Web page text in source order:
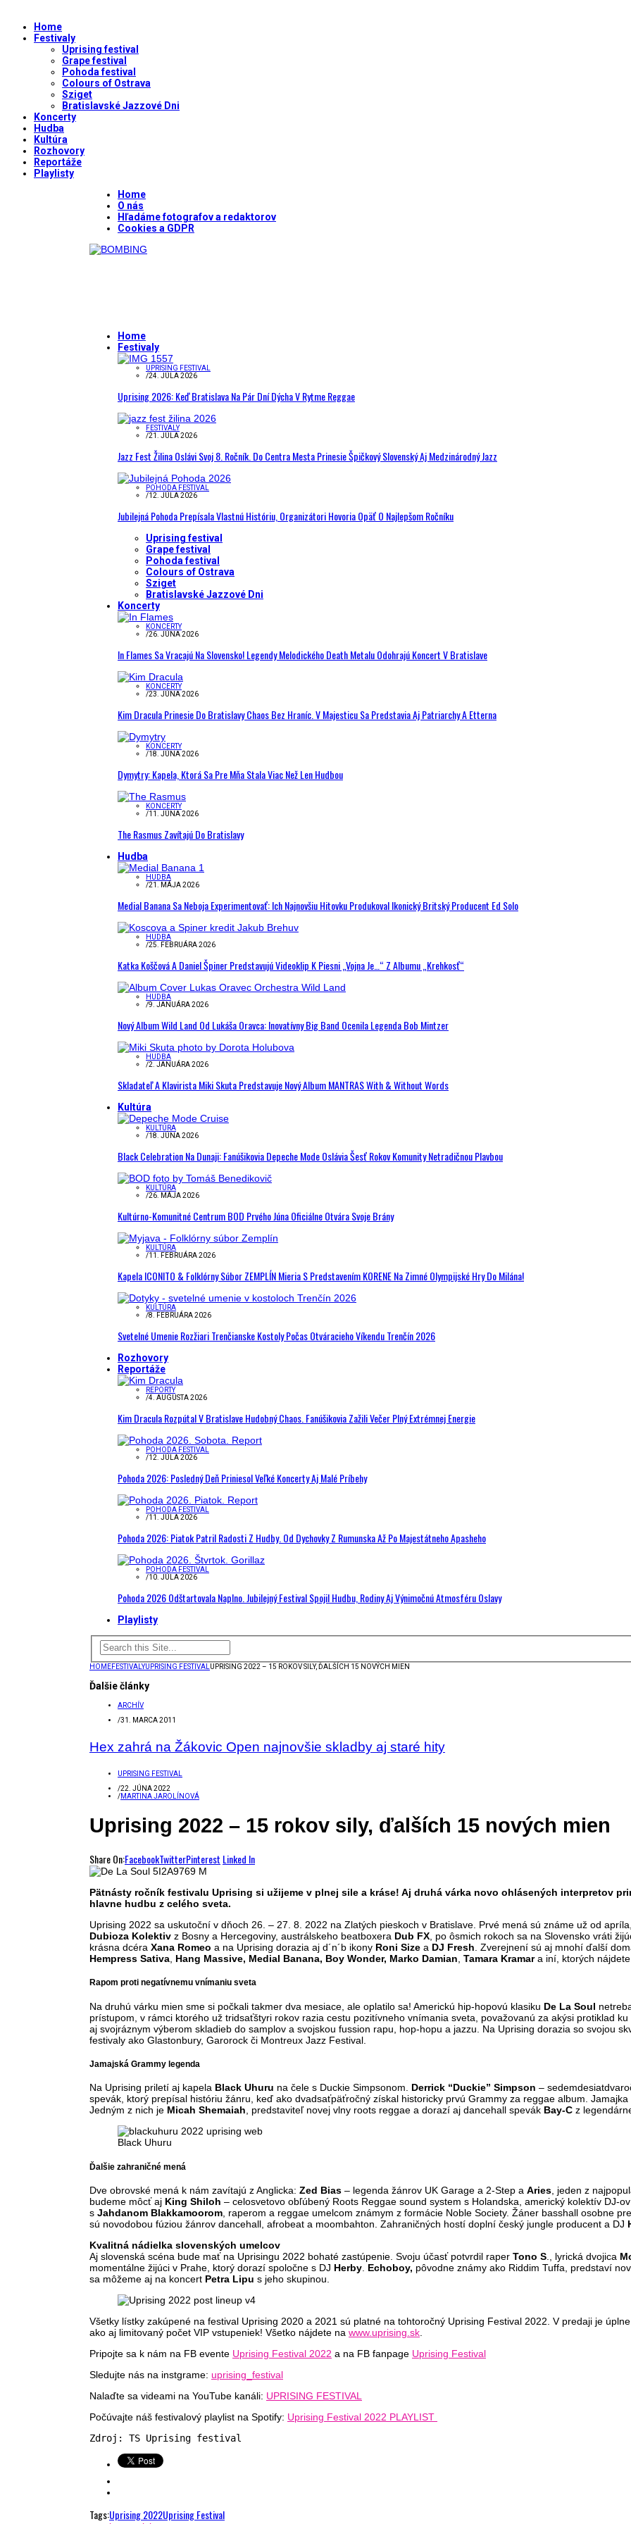
Home
Festivaly
Uprising festival
Grape festival
Pohoda festival
Colours of Ostrava
Sziget
Bratislavské Jazzové Dni
Koncerty
Hudba
Kultúra
Rozhovory
Reportáže
Playlisty
Home
O nás
Hľadáme fotografov a redaktorov
Cookies a GDPR
Home
Festivaly
UPRISING FESTIVAL
/24. JÚLA 2026
Uprising 2026: Keď Bratislava Na Pár Dní Dýcha V Rytme Reggae
FESTIVALY
/21. JÚLA 2026
Jazz Fest Žilina Oslávi Svoj 8. Ročník. Do Centra Mesta Prinesie Špičkový Slovenský Aj Medzinárodný Jazz
POHODA FESTIVAL
/12. JÚLA 2026
Jubilejná Pohoda Prepísala Vlastnú Históriu, Organizátori Hovoria Opäť O Najlepšom Ročníku
Uprising festival
Grape festival
Pohoda festival
Colours of Ostrava
Sziget
Bratislavské Jazzové Dni
Koncerty
KONCERTY
/26. JÚNA 2026
In Flames Sa Vracajú Na Slovensko! Legendy Melodického Death Metalu Odohrajú Koncert V Bratislave
KONCERTY
/23. JÚNA 2026
Kim Dracula Prinesie Do Bratislavy Chaos Bez Hraníc. V Majesticu Sa Predstavia Aj Patriarchy A Etterna
KONCERTY
/18. JÚNA 2026
Dymytry: Kapela, Ktorá Sa Pre Mňa Stala Viac Než Len Hudbou
KONCERTY
/11. JÚNA 2026
The Rasmus Zavítajú Do Bratislavy
Hudba
HUDBA
/21. MÁJA 2026
Medial Banana Sa Neboja Experimentovať: Ich Najnovšiu Hitovku Produkoval Ikonický Britský Producent Ed Solo
HUDBA
/25. FEBRUÁRA 2026
Katka Koščová A Daniel Špiner Predstavujú Videoklip K Piesni „Vojna Je…“ Z Albumu „Krehkosť“
HUDBA
/9. JANUÁRA 2026
Nový Album Wild Land Od Lukáša Oravca: Inovatívny Big Band Ocenila Legenda Bob Mintzer
HUDBA
/2. JANUÁRA 2026
Skladateľ A Klavirista Miki Skuta Predstavuje Nový Album MANTRAS With & Without Words
Kultúra
KULTÚRA
/18. JÚNA 2026
Black Celebration Na Dunaji: Fanúšikovia Depeche Mode Oslávia Šesť Rokov Komunity Netradičnou Plavbou
KULTÚRA
/26. MÁJA 2026
Kultúrno-Komunitné Centrum BOD Prvého Júna Oficiálne Otvára Svoje Brány
KULTÚRA
/11. FEBRUÁRA 2026
Kapela ICONITO & Folklórny Súbor ZEMPLÍN Mieria S Predstavením KORENE Na Zimné Olympijské Hry Do Milána!
KULTÚRA
/8. FEBRUÁRA 2026
Svetelné Umenie Rozžiari Trenčianske Kostoly Počas Otváracieho Víkendu Trenčín 2026
Rozhovory
Reportáže
REPORTY
/4. AUGUSTA 2026
Kim Dracula Rozpútal V Bratislave Hudobný Chaos. Fanúšikovia Zažili Večer Plný Extrémnej Energie
POHODA FESTIVAL
/12. JÚLA 2026
Pohoda 2026: Posledný Deň Priniesol Veľké Koncerty Aj Malé Príbehy
POHODA FESTIVAL
/11. JÚLA 2026
Pohoda 2026: Piatok Patril Radosti Z Hudby. Od Dychovky Z Rumunska Až Po Majestátneho Apasheho
POHODA FESTIVAL
/10. JÚLA 2026
Pohoda 2026 Odštartovala Naplno. Jubilejný Festival Spojil Hudbu, Rodiny Aj Výnimočnú Atmosféru Oslavy
Playlisty
HOMEFESTIVALYUPRISING FESTIVAL UPRISING 2022 – 15 ROKOV SILY, ĎALŠÍCH 15 NOVÝCH MIEN
Ďalšie články
ARCHÍV
/31. MARCA 2011
Hex zahrá na Žákovic Open najnovšie skladby aj staré hity
UPRISING FESTIVAL
/22. JÚNA 2022
/MARTINA JAROLÍNOVÁ
Uprising 2022 – 15 rokov sily, ďalších 15 nových mien
Share On:FacebookTwitterPinterest Linked In
Pätnásty ročník festivalu Uprising si užijeme v plnej sile a kráse! Aj druhá várka novo ohlásených interpretov
hlavne hudbu z celého sveta.
Uprising 2022 sa uskutoční v dňoch 26. – 27. 8. 2022 na Zlatých pieskoch v Bratislave. Prvé mená sú známe už od
Dubioza Kolektiv z Bosny a Hercegoviny, austrálskeho beatboxera Dub FX , po ôsmich rokoch sa na Slovensko vráti
krásna dcéra Xana Romeo a na Uprising dorazia aj d´n´b ikony Roni Size a DJ Fresh . Zverejnení sú aj mnohí ďalší
Hempress Sativa Hang Massive, Medial Banana, Boy Wonder, Marko Damian Tamara Kramara iní, ktorých
Rapom proti negatívnemu vnímaniu sveta
Na druhú várku mien sme si počkali takmer dva mesiace, ale oplatilo sa! Americkú hip-hopovú klasiku De La Soul
prístupom, v rámci ktorého už tridsaťštyri rokov razia cestu pozitívneho vnímania sveta, považovanú za akýsi protiklad
aj svojráznym výberom skladieb do samplov a svojskou fussion rapu, hop-hopu a jazzu. Na Uprising dorazia so svojou
festivaly ako Glastonbury, Garorock či Montreux Jazz Festival.
Jamajská Grammy legenda
Na Uprising priletí aj kapela Black Uhuru na čele s Duckie Simpsonom. Derrick “Duckie” Simpson –
spevák, ktorý prepísal históriu žánru, keď ako dvadsaťpäťročný získal historicky prvú Grammy za reggae album.
Jedným z nich je Micah Shemaiah, predstaviteľ novej vlny roots reggae a dorazí aj dancehall spevák Bay-C z
Black Uhuru
Ďalšie zahraničné mená
Dve obrovské mená k nám zavítajú z Anglicka: Zed Bias – legenda žánrov UK Garage a 2-Step a Aries, jeden z
budeme môcť aj King Shiloh – celosvetovo obľúbený Roots Reggae sound system s Holandska, americký kolektív DJ-
s Jahdanom Blakkamoorom, raperom a reggae umelcom známym z formácie Noble Society. Žáner basshall osobne
sú novodobou fúziou žánrov dancehall, afrobeat a moombahton. Zahraničných hostí doplní český jungle producent a DJ
Kvalitná nádielka slovenských umelcov
Aj slovenská scéna bude mať na Uprisingu 2022 bohaté zastúpenie. Svoju účasť potvrdil raper Tono S., lyrická dvojica
momentálne žijúci v Prahe, ktorý dorazí spoločne s DJ Herby. Echoboy, pôvodne známy ako Riddim Tuffa, predstaví
sa môžeme aj na koncert Petra Lipu s jeho skupinou.
Všetky lístky zakúpené na festival Uprising 2020 a 2021 sú platné na tohtoročný Uprising Festival 2022. V predaji je
ako aj limitovaný počet VIP vstupeniek! Všetko nájdete na www.uprising.sk.
Pripojte sa k nám na FB evente Uprising Festival 2022 a na FB fanpage Uprising Festival
Sledujte nás na instgrame: uprising_festival
Nalaďte sa videami na YouTube kanáli: UPRISING FESTIVAL
Počúvajte náš festivalový playlist na Spotify: Uprising Festival 2022 PLAYLIST
Zdroj: TS Uprising festival
Tags:Uprising 2022Uprising Festival